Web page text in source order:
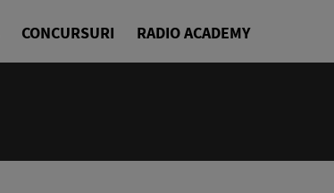
CONCURSURI RADIO ACADEMY